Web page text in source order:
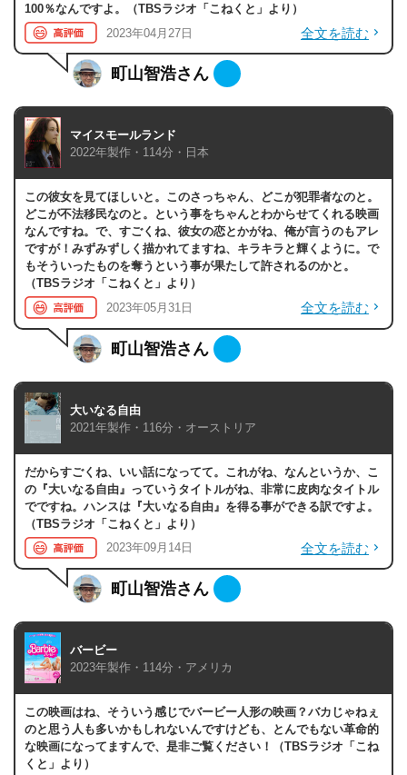
100％なんですよ。（TBSラジオ「こねくと」より）
2023年04月27日
全文を読む
町山智浩さん
マイスモールランド
2022年製作・114分・日本
この彼女を見てほしいと。このさっちゃん、どこが犯罪者なのと。
どこが不法移民なのと。という事をちゃんとわからせてくれる映画
なんですね。で、すごくね、彼女の恋とかがね、俺が言うのもアレ
ですが！みずみずしく描かれてますね、キラキラと輝くように。で
もそういったものを奪うという事が果たして許されるのかと。
（TBSラジオ「こねくと」より）
2023年05月31日
全文を読む
町山智浩さん
大いなる自由
2021年製作・116分・オーストリア
だからすごくね、いい話になってて。これがね、なんというか、こ
の『大いなる自由』っていうタイトルがね、非常に皮肉なタイトル
でですね。ハンスは『大いなる自由』を得る事ができる訳ですよ。
（TBSラジオ「こねくと」より）
2023年09月14日
全文を読む
町山智浩さん
バービー
2023年製作・114分・アメリカ
この映画はね、そういう感じでバービー人形の映画？バカじゃねぇ
のと思う人も多いかもしれないんですけども、とんでもない革命的
な映画になってますんで、是非ご覧ください！（TBSラジオ「こね
くと」より）